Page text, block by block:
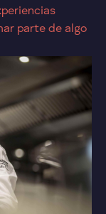
parte de algo